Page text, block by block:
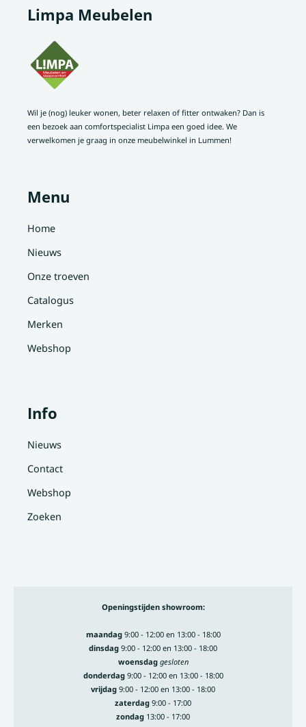
Limpa Meubelen
Wil je (nog) leuker wonen, beter relaxen of fitter ontwaken? Dan is
een bezoek aan comfortspecialist Limpa een goed idee. We
verwelkomen je graag in onze meubelwinkel in Lummen!
Menu
Home
Nieuws
Onze troeven
Catalogus
Merken
Webshop
Info
Nieuws
Contact
Webshop
Zoeken
Openingstijden showroom:
maandag9:00 - 12:00 en 13:00 - 18:00
dinsdag 9:00 - 12:00 en 13:00 - 18:00
woensdaggesloten
donderdag9:00 - 12:00 en 13:00 - 18:00
vrijdag 9:00 - 12:00 en 13:00 - 18:00
zaterdag 9:00 - 17:00
zondag 13:00 - 17:00